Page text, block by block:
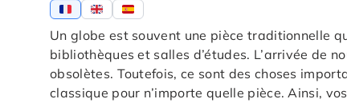
Un globe est souvent une pièce traditionnelle
bibliothèques et salles d’études. L’arrivée de
obsolètes. Toutefois, ce sont des choses
classique pour n’importe quelle pièce. Ainsi,